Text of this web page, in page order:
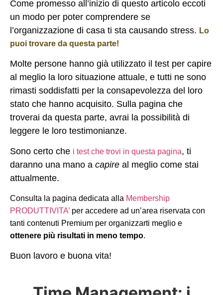
Come promesso all’inizio di questo articolo eccoti
un modo per poter comprendere se
l’organizzazione di casa ti sta causando stress. Lo
puoi trovare da questa parte!
Molte persone hanno già utilizzato il test per capire
al meglio la loro situazione attuale, e tutti ne sono
rimasti soddisfatti per la consapevolezza del loro
stato che hanno acquisito. Sulla pagina che
troverai da questa parte, avrai la possibilità di
leggere le loro testimonianze.
Sono certo che i test che trovi in questa pagina, ti
daranno una mano a capire al meglio come stai
attualmente.
Consulta la pagina dedicata alla Membership
PRODUTTIVITA’ per accedere ad un’area riservata con
tanti contenuti Premium per organizzarti meglio e
ottenere più risultati in meno tempo.
Buon lavoro e buona vita!